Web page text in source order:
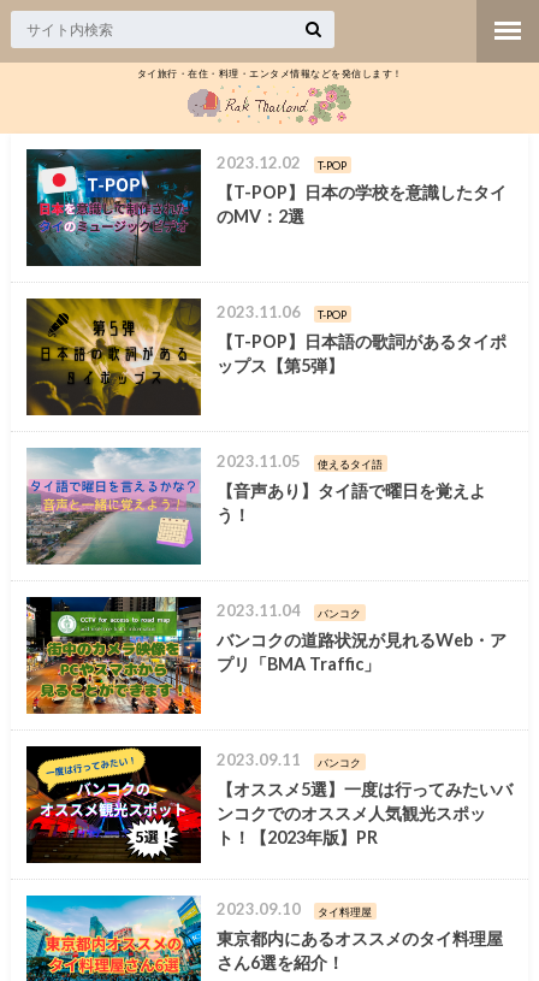
タイ旅行・在住・料理・エンタメ情報などを発信します！
2023.12.02 T-POP
【T-POP】日本の学校を意識したタイ
のMV：2選
2023.11.06 T-POP
【T-POP】日本語の歌詞があるタイポ
ップス【第5弾】
2023.11.05 使えるタイ語
【音声あり】タイ語で曜日を覚えよ
う！
2023.11.04 バンコク
バンコクの道路状況が見れるWeb・ア
プリ「BMA Traffic」
2023.09.11 バンコク
【オススメ5選】一度は行ってみたいバ
ンコクでのオススメ人気観光スポッ
ト！【2023年版】PR
2023.09.10 タイ料理屋
東京都内にあるオススメのタイ料理屋
さん6選を紹介！